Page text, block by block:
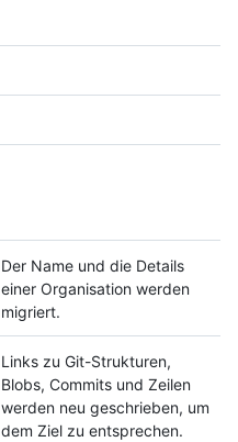
Der Name und die Details
einer Organisation werden
migriert.
Links zu Git-Strukturen,
Blobs, Commits und Zeilen
werden neu geschrieben, um
dem Ziel zu entsprechen.